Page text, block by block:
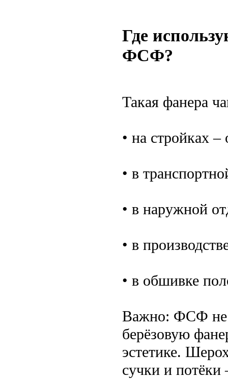
Где
ФСФ?
Такая фанера
• на стройках
• в
• в наружной
• в
• в обшивке
Важно: ФСФ не
берёзовую
эстетике.
сучки и потёки